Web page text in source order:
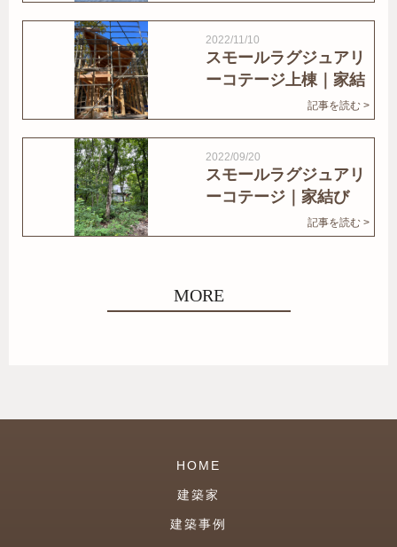
2022/11/10
スモールラグジュアリ
ーコテージ上棟｜家結
記事を読む >
2022/09/20
スモールラグジュアリ
ーコテージ｜家結び
記事を読む >
MORE
HOME
建築家
建築事例